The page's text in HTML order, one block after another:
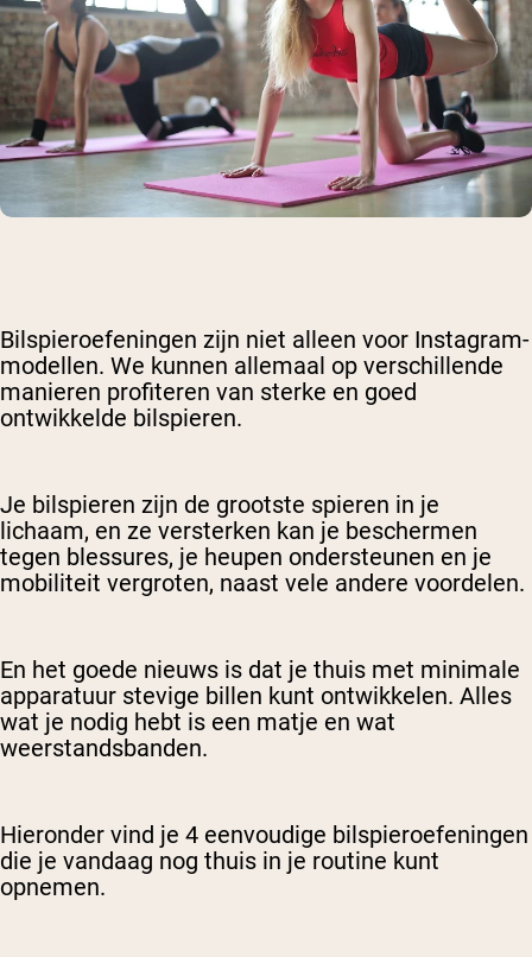
Bilspieroefeningen zijn niet alleen voor Instagram-
modellen. We kunnen allemaal op verschillende
manieren profiteren van sterke en goed
ontwikkelde bilspieren.
Je bilspieren zijn de grootste spieren in je
lichaam, en ze versterken kan je beschermen
tegen blessures, je heupen ondersteunen en je
mobiliteit vergroten, naast vele andere voordelen.
En het goede nieuws is dat je thuis met minimale
apparatuur stevige billen kunt ontwikkelen. Alles
wat je nodig hebt is een matje en wat
weerstandsbanden.
Hieronder vind je 4 eenvoudige bilspieroefeningen
die je vandaag nog thuis in je routine kunt
opnemen.